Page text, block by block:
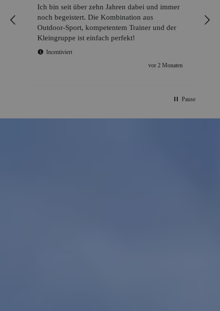
Ich bin seit über zehn Jahren dabei und immer
noch begeistert. Die Kombination aus
Outdoor-Sport, kompetentem Trainer und der
Kleingruppe ist einfach perfekt!
Incentiviert
vor 2 Monaten
Pause